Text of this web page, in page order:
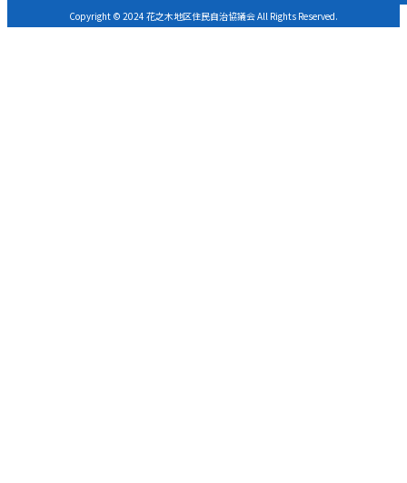
Copyright © 2024 花之木地区住民自治協議会 All Rights Reserved.